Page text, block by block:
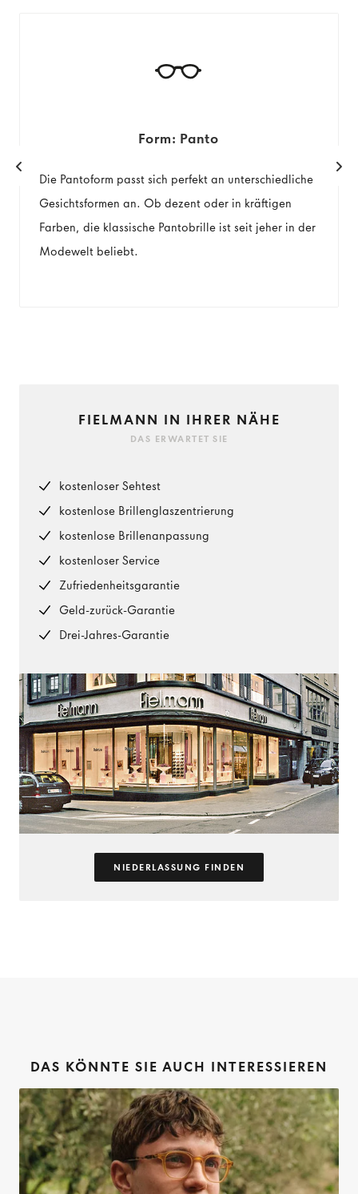
Form: Panto
Die Pantoform passt sich perfekt an unterschiedliche
Gesichtsformen an. Ob dezent oder in kräftigen
Farben, die klassische Pantobrille ist seit jeher in der
Modewelt beliebt.
FIELMANN IN IHRER NÄHE
DAS ERWARTET SIE
kostenloser Sehtest
kostenlose Brillenglaszentrierung
kostenlose Brillenanpassung
kostenloser Service
Zufriedenheitsgarantie
Geld-zurück-Garantie
Drei-Jahres-Garantie
NIEDERLASSUNG FINDEN
DAS KÖNNTE SIE AUCH INTERESSIEREN